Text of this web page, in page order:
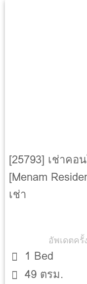
[25793] เช่าค
[Menam
เช่า
อัพเดตค
1 Bed
49 ตรม.